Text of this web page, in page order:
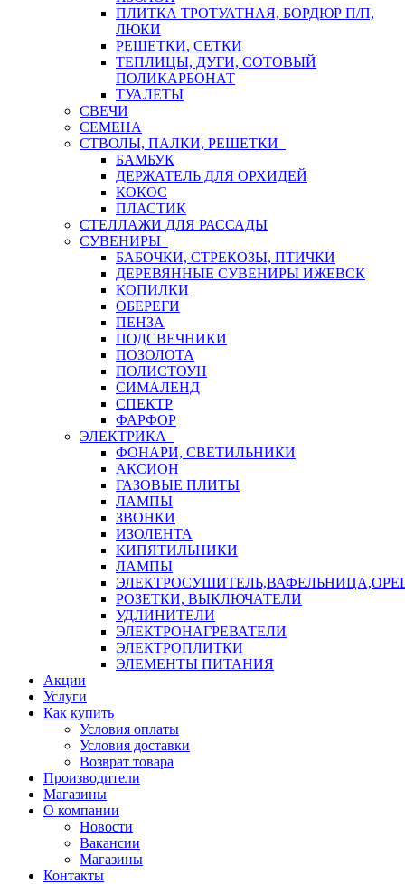
ПЛИТКА ТРОТУАТНАЯ, БОРДЮР П/П,
ЛЮКИ
РЕШЕТКИ, СЕТКИ
ТЕПЛИЦЫ, ДУГИ, СОТОВЫЙ
ПОЛИКАРБОНАТ
ТУАЛЕТЫ
СВЕЧИ
СЕМЕНА
СТВОЛЫ, ПАЛКИ, РЕШЕТКИ
БАМБУК
ДЕРЖАТЕЛЬ ДЛЯ ОРХИДЕЙ
КОКОС
ПЛАСТИК
СТЕЛЛАЖИ ДЛЯ РАССАДЫ
СУВЕНИРЫ
БАБОЧКИ, СТРЕКОЗЫ, ПТИЧКИ
ДЕРЕВЯННЫЕ СУВЕНИРЫ ИЖЕВСК
КОПИЛКИ
ОБЕРЕГИ
ПЕНЗА
ПОДСВЕЧНИКИ
ПОЗОЛОТА
ПОЛИСТОУН
СИМАЛЕНД
СПЕКТР
ФАРФОР
ЭЛЕКТРИКА
ФОНАРИ, СВЕТИЛЬНИКИ
АКСИОН
ГАЗОВЫЕ ПЛИТЫ
ЛАМПЫ
ЗВОНКИ
ИЗОЛЕНТА
КИПЯТИЛЬНИКИ
ЛАМПЫ
РОЗЕТКИ, ВЫКЛЮЧАТЕЛИ
УДЛИНИТЕЛИ
ЭЛЕКТРОНАГРЕВАТЕЛИ
ЭЛЕКТРОПЛИТКИ
ЭЛЕМЕНТЫ ПИТАНИЯ
Акции
Услуги
Как купить
Условия оплаты
Условия доставки
Возврат товара
Производители
Магазины
О компании
Новости
Вакансии
Магазины
Контакты